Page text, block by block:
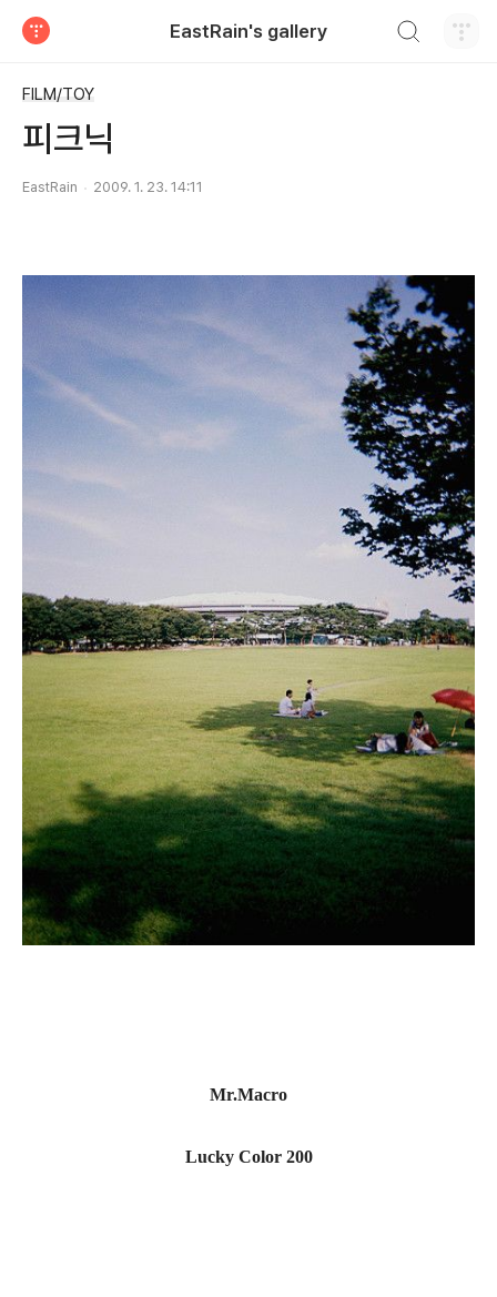
EastRain's gallery
FILM/TOY
피크닉
EastRain 2009. 1. 23. 14:11
Mr.Macro
Lucky Color 200